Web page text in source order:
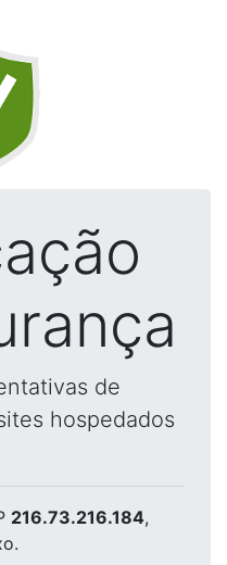
de
hospedados
216.73.216.184,